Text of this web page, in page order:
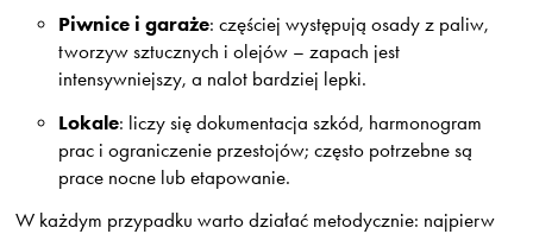
Piwnice i garaże: częściej występują osady z paliw,
tworzyw sztucznych i olejów – zapach jest
intensywniejszy, a nalot bardziej lepki.
Lokale: liczy się dokumentacja szkód, harmonogram
prac i ograniczenie przestojów; często potrzebne są
prace nocne lub etapowanie.
W każdym przypadku warto działać metodycznie: najpierw